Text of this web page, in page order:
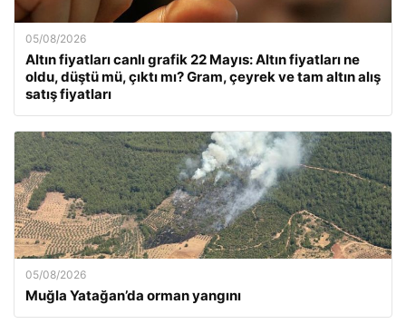
05/08/2026
Altın fiyatları canlı grafik 22 Mayıs: Altın fiyatları ne
oldu, düştü mü, çıktı mı? Gram, çeyrek ve tam altın alış
satış fiyatları
05/08/2026
Muğla Yatağan’da orman yangını